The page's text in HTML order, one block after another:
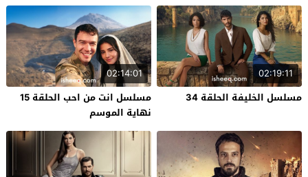
02:19:11
مسلسل الخليفة الحلقة 34
02:14:01
مسلسل انت من احب الحلقة 15
نهاية الموسم